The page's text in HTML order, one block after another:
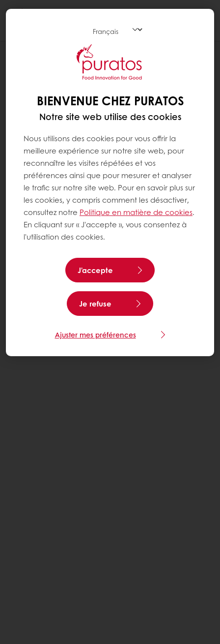
PIZZA SUCRÉE MOELLEUSE POMME
BIENVENUE CHEZ PURATOS
Notre site web utilise des cookies
Nous utilisons des cookies pour vous offrir la
meilleure expérience sur notre site web, pour
reconnaître les visites répétées et vos
préférences ainsi que pour mesurer et analyser
le trafic sur notre site web. Pour en savoir plus sur
les cookies, y compris comment les désactiver,
consultez notre Politique en matière de cookies.
En cliquant sur « J'accepte », vous consentez à
l'utilisation des cookies.
J'accepte
Je refuse
Ajuster mes préférences